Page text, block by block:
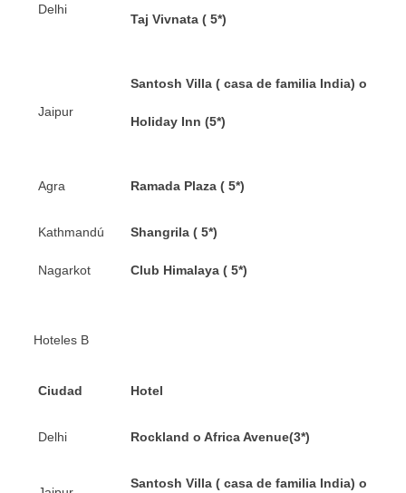
Delhi
Taj Vivnata ( 5*)
Jaipur
Santosh Villa ( casa de familia India) o
Holiday Inn (5*)
Agra Ramada Plaza ( 5*)
Kathmandú
Nagarkot
Shangrila ( 5*)
Club Himalaya ( 5*)
Hoteles B
Ciudad Hotel
Delhi Rockland o Africa Avenue(3*)
Santosh Villa ( casa de familia India) o